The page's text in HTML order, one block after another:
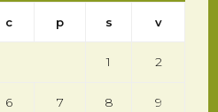
c p s v
1 2
6 7 8 9